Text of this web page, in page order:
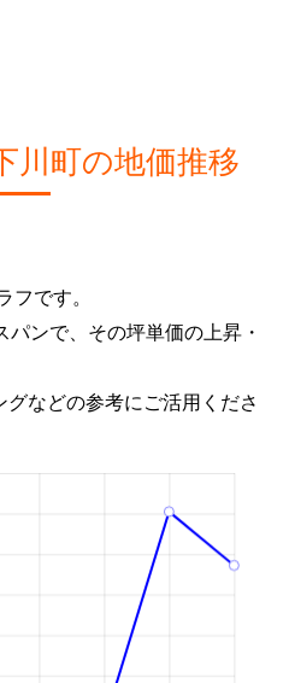
川町の地価推移
です。
ンで、その坪単価の上昇・
などの参考にご活用くださ